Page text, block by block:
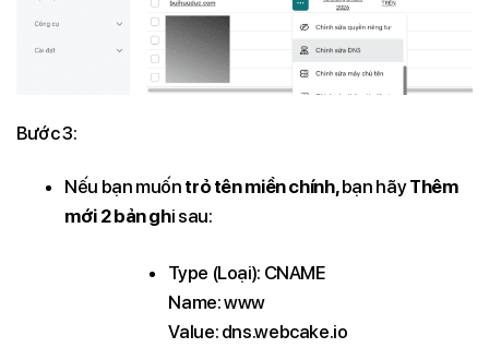
Bước 3:
Nếu bạn muốn trỏ tên miền chính,bạn hãyThêm
mới 2 bản ghi sau:
Type (Loại): CNAME
Name: www
Value: dns.webcake.io